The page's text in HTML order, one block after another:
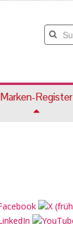
Marken-Register